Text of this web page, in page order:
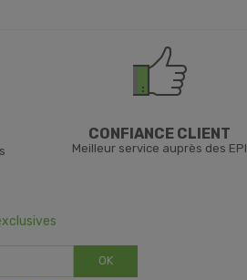
CONFIANCE CLIENT
Meilleur service auprès des EPI
OK